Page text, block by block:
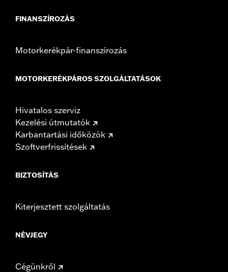
FINANSZÍROZÁS
Motorkerékpár-finanszírozás
MOTORKERÉKPÁROS SZOLGÁLTATÁSOK
Hivatalos szerviz
Kezelési útmutatók
Karbantartási időközök
Szoftverfrissítések
BIZTOSÍTÁS
Kiterjesztett szolgáltatás
NÉVJEGY
Cégünkről